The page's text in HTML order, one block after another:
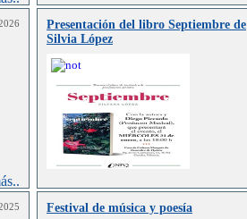
Presentación del libro Septiembre de
Silvia López
Festival de música y poesía